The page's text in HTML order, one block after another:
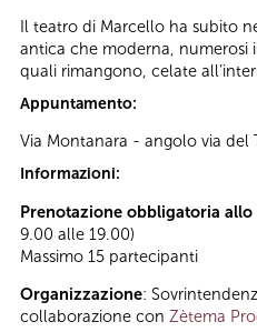
Il teatro di Marcello ha subito
antica che moderna, numerosi
quali rimangono, celate
Appuntamento:
Via Montanara - angolo via del
Informazioni:
Prenotazione obbligatoria allo
9.00 alle 19.00)
Massimo 15 partecipanti
Organizzazione:
collaborazione con Zètema